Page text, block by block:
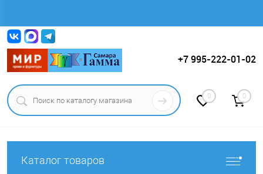
+7 995-222-01-02
0 0
Каталог товаров